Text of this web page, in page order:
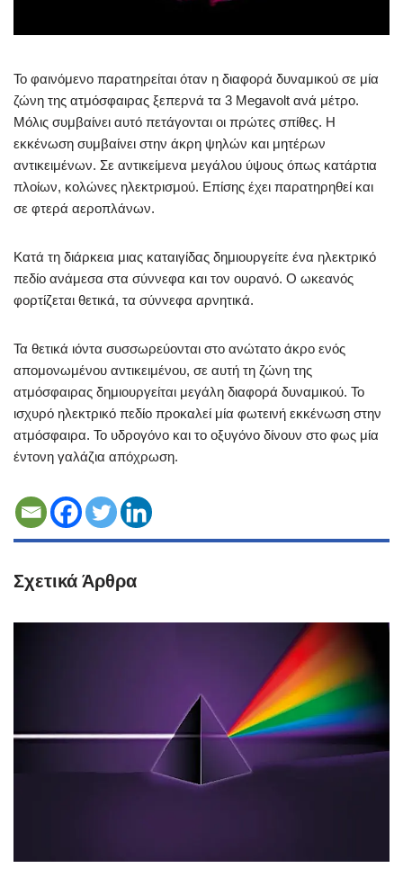
Το φαινόμενο παρατηρείται όταν η διαφορά δυναμικού σε μία
ζώνη της ατμόσφαιρας ξεπερνά τα 3 Megavolt ανά μέτρο.
Μόλις συμβαίνει αυτό πετάγονται οι πρώτες σπίθες. Η
εκκένωση συμβαίνει στην άκρη ψηλών και μητέρων
αντικειμένων. Σε αντικείμενα μεγάλου ύψους όπως κατάρτια
πλοίων, κολώνες ηλεκτρισμού. Επίσης έχει παρατηρηθεί και
σε φτερά αεροπλάνων.
Κατά τη διάρκεια μιας καταιγίδας δημιουργείτε ένα ηλεκτρικό
πεδίο ανάμεσα στα σύννεφα και τον ουρανό. Ο ωκεανός
φορτίζεται θετικά, τα σύννεφα αρνητικά.
Τα θετικά ιόντα συσσωρεύονται στο ανώτατο άκρο ενός
απομονωμένου αντικειμένου, σε αυτή τη ζώνη της
ατμόσφαιρας δημιουργείται μεγάλη διαφορά δυναμικού. Το
ισχυρό ηλεκτρικό πεδίο προκαλεί μία φωτεινή εκκένωση στην
ατμόσφαιρα. Το υδρογόνο και το οξυγόνο δίνουν στο φως μία
έντονη γαλάζια απόχρωση.
Σχετικά Άρθρα